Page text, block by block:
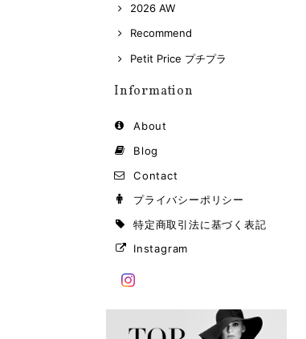
2026 AW
Recommend
Petit Price プチプラ
Information
About
Blog
Contact
プライバシーポリシー
特定商取引法に基づく表記
Instagram